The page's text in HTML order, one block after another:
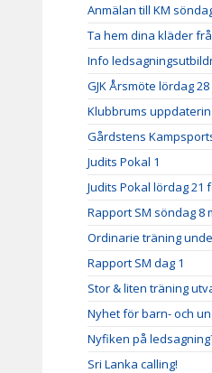
Anmälan till KM
Ta hem dina kläder
Info
GJK Årsmöte lördag
Klubbrums
Gårdstens
Judits Pokal 1
Judits Pokal lördag
Rapport SM söndag 8
Ordinarie träning
Rapport SM dag 1
Stor & liten träning
Nyhet för barn- och
Nyfiken på
Sri Lanka calling!